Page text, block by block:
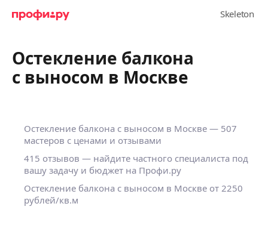
Остекление балкона
с выносом в Москве
Остекление балкона с выносом в Москве — 507
мастеров с ценами и отзывами
415 отзывов — найдите частного специалиста под
вашу задачу и бюджет на Профи.ру
Остекление балкона с выносом в Москве от 2250
рублей/кв.м